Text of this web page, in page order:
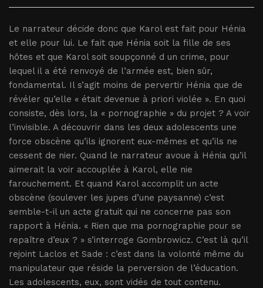
Le narrateur décide donc que Karol est fait pour Hénia
et elle pour lui. Le fait que Hénia soit la fille de ses
hôtes et que Karol soit soupçonné d un crime, pour
lequel il a été renvoyé de l’armée est, bien sûr,
fondamental. Il s’agit moins de pervertir Hénia que de
révéler qu’elle « était devenue à priori violée ». En quoi
consiste, dès lors, la « pornographie » du projet ? A voir
l’invisible. A découvrir dans les deux adolescents une
force obscène qu’ils ignorent eux-mêmes et qu’ils ne
cessent de nier. Quand le narrateur avoue à Hénia qu’il
aimerait la voir accouplée à Karol, elle nie
farouchement. Et quand Karol accomplit un acte
obscène (soulever les jupes d’une paysanne) c’est
semble-t-il un acte gratuit qui ne concerne pas son
rapport à Hénia. « Rien que ma pornographie pour se
repaître d’eux ? » s’interroge Gombrowicz. C’est là qu’il
rejoint Laclos et Sade : c’est dans la volonté même du
manipulateur que réside la perversion de l’éducation.
Les adolescents, eux, sont vidés de tout contenu.